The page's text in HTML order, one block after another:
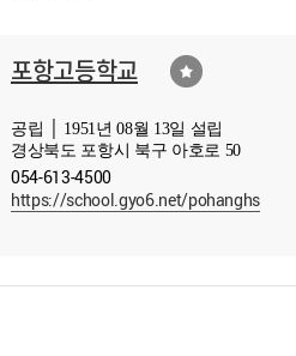
포항고등학교
공립 │ 1951년 08월 13일 설립
경상북도 포항시 북구 아호로 50
054-613-4500
https://school.gyo6.net/pohanghs